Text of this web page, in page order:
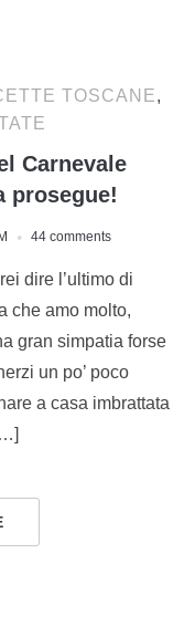
TOSCANE,
Carnevale
prosegue!
44 comments
dire l’ultimo di
che amo molto,
gran simpatia forse
un po’ poco
a casa imbrattata